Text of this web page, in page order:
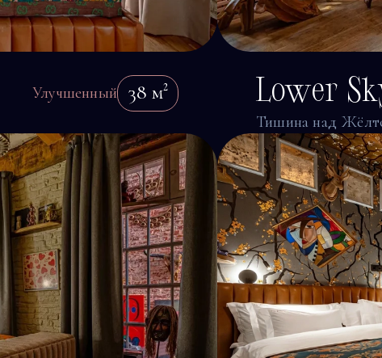
Улучшенный 38 м² Lower
Тишина над